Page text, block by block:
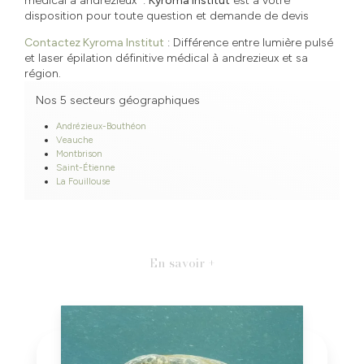
disposition pour toute question et demande de devis
Contactez Kyroma Institut : Différence entre lumière pulsé
et laser épilation définitive médical à andrezieux et sa
région.
Nos 5 secteurs géographiques
Andrézieux-Bouthéon
Veauche
Montbrison
Saint-Étienne
La Fouillouse
En savoir +